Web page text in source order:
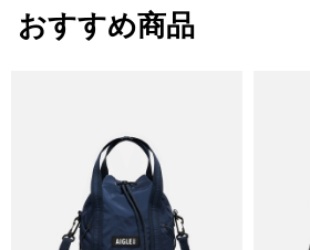
・素材：本体：ポリエステル100%
おすすめ商品